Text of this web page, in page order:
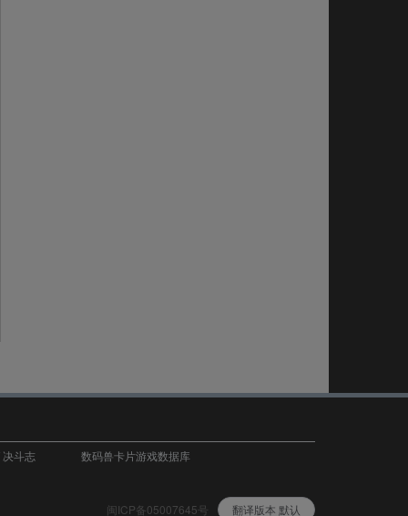
斗志 数码兽卡片游戏数据库
闽ICP备05007645号 翻译版本 默认